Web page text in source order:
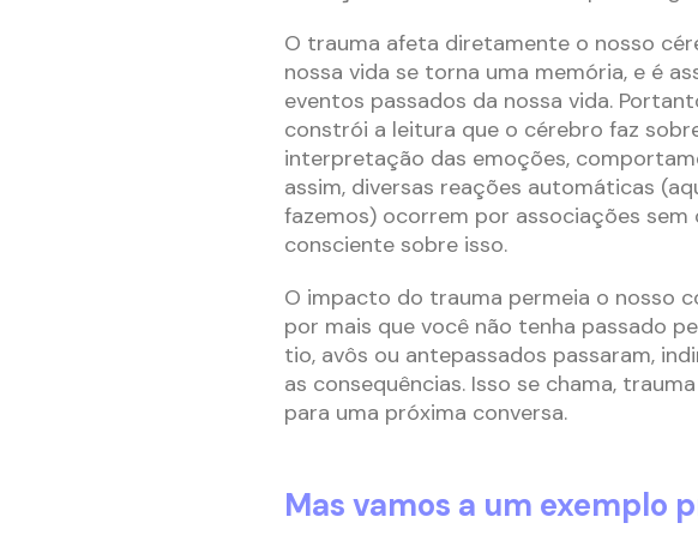
O trauma afeta diretamente o nosso
nossa vida se torna uma memória, e é
eventos passados da nossa vida.
constrói a leitura que o cérebro faz
interpretação das emoções,
assim, diversas reações automáticas
fazemos) ocorrem por associações
consciente sobre isso.
O impacto do trauma permeia o nosso
por mais que você não tenha passado
tio, avôs ou antepassados passaram,
as consequências. Isso se chama,
para uma próxima conversa.
Mas vamos a um exemplo